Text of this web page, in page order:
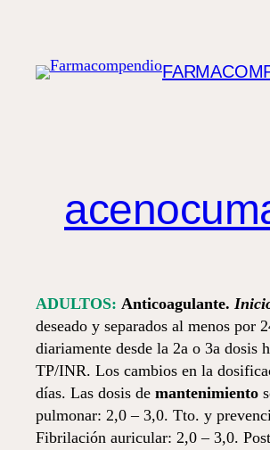
contenido
ADULTOS: Anticoagulante.
deseado y separados al menos
diariamente desde la 2a o 3a dosis
TP/INR. Los cambios en la
días. Las dosis de mantenimiento
pulmonar: 2,0 – 3,0. Tto. y
Fibrilación auricular: 2,0 – 3,0.